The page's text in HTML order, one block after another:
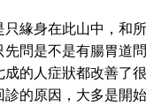
身在此山中，和
問是不是有腸胃道
的人症狀都改善了
的原因，大多是開